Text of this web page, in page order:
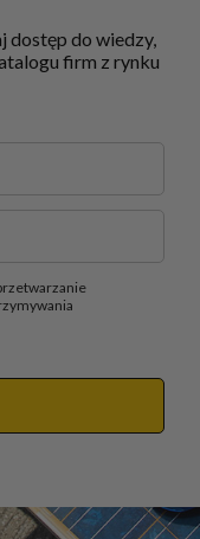
dostęp do wiedzy,
firm z rynku